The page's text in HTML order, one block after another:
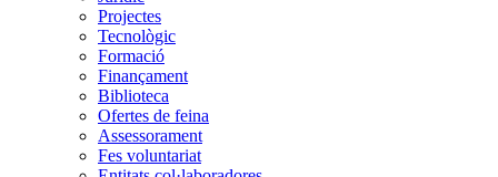
Projectes
Tecnològic
Formació
Finançament
Biblioteca
Ofertes de feina
Assessorament
Fes voluntariat